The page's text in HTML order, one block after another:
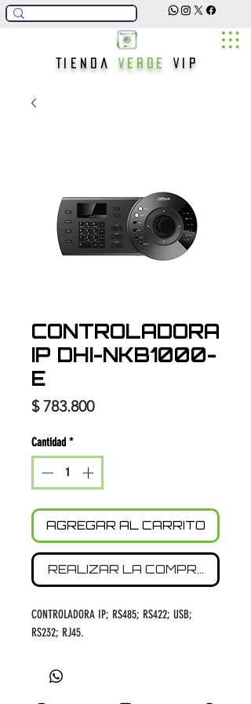
TiendaVerde Vip
CONTROLADORA
IP DHI-NKB1000-
E
$ 783.800Precio
Cantidad *
AGREGAR AL CARRITO
REALIZAR LA COMPRA
CONTROLADORA IP; RS485; RS422; USB;
RS232; RJ45.